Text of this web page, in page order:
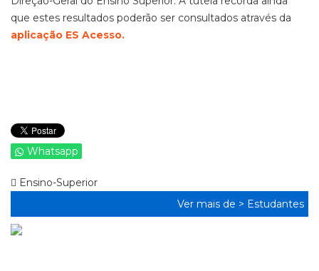
que estes resultados poderão ser consultados através da
aplicação ES Acesso.
Whatsapp
Ensino-Superior
Ver mais de > Estudantes